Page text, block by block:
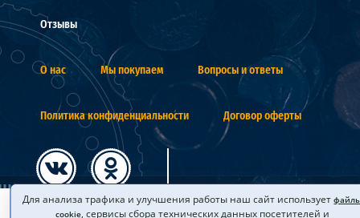
Отзывы
О нас Мы покупаем Вопросы и ответы
Политика конфиденциальности Договор оферты
Для анализа трафика и улучшения работы наш сайт использует
cookie, сервисы сбора технических данных посетителей и